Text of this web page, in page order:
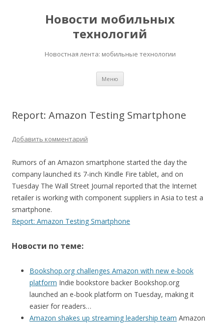
Новости мобильных
технологий
Новостная лента: мобильные технологии
Меню
Report: Amazon Testing Smartphone
Добавить комментарий
Rumors of an Amazon smartphone started the day the
company launched its 7-inch Kindle Fire tablet, and on
Tuesday The Wall Street Journal reported that the Internet
retailer is working with component suppliers in Asia to test a
smartphone.
Report: Amazon Testing Smartphone
Новости по теме:
Bookshop.org challenges Amazon with new e-book
platform Indie bookstore backer Bookshop.org
launched an e-book platform on Tuesday, making it
easier for readers…
Amazon shakes up streaming leadership team Amazon